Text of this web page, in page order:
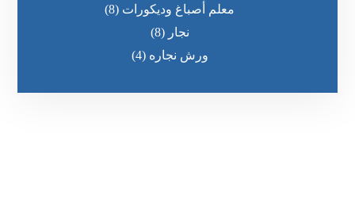
معلم أصباغ وديكورات (8)
نجار (8)
ورش نجاره (4)